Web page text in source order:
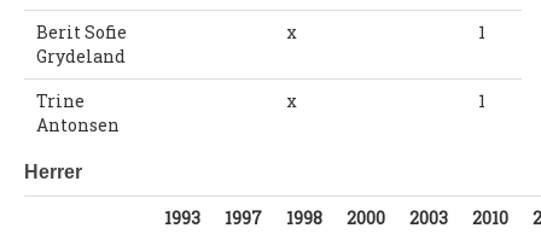
Informasjon
NYHETER
Berit Sofie
Grydeland
x 1
Trine
Antonsen
x 1
Herrer
1993 1997 1998 2000 2003 2010